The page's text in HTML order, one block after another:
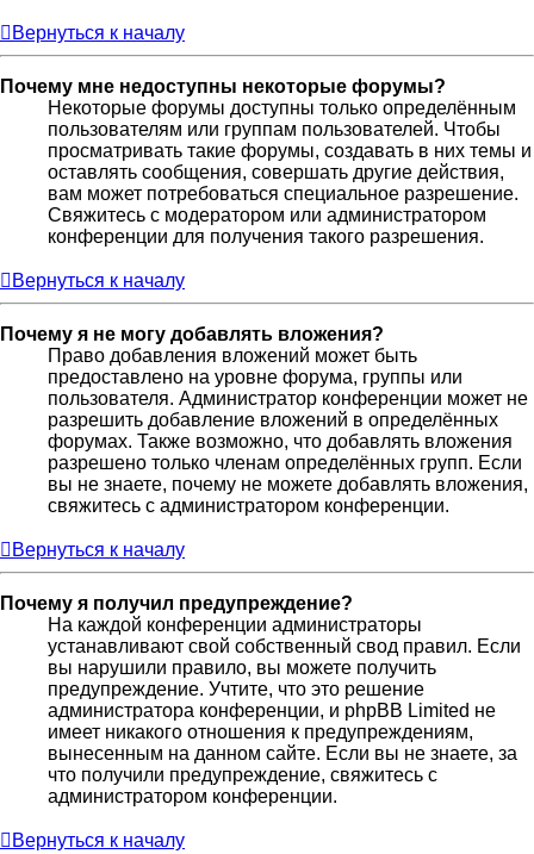
Вернуться к началу
Почему мне недоступны некоторые форумы?
Некоторые форумы доступны только определённым
пользователям или группам пользователей. Чтобы
просматривать такие форумы, создавать в них темы и
оставлять сообщения, совершать другие действия,
вам может потребоваться специальное разрешение.
Свяжитесь с модератором или администратором
конференции для получения такого разрешения.
Вернуться к началу
Почему я не могу добавлять вложения?
Право добавления вложений может быть
предоставлено на уровне форума, группы или
пользователя. Администратор конференции может не
разрешить добавление вложений в определённых
форумах. Также возможно, что добавлять вложения
разрешено только членам определённых групп. Если
вы не знаете, почему не можете добавлять вложения,
свяжитесь с администратором конференции.
Вернуться к началу
Почему я получил предупреждение?
На каждой конференции администраторы
устанавливают свой собственный свод правил. Если
вы нарушили правило, вы можете получить
предупреждение. Учтите, что это решение
администратора конференции, и phpBB Limited не
имеет никакого отношения к предупреждениям,
вынесенным на данном сайте. Если вы не знаете, за
что получили предупреждение, свяжитесь с
администратором конференции.
Вернуться к началу